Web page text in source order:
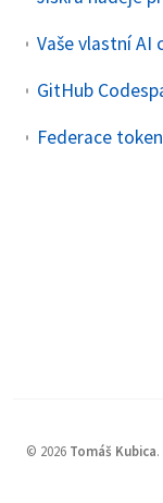
© 2026 Tomáš Kubica.